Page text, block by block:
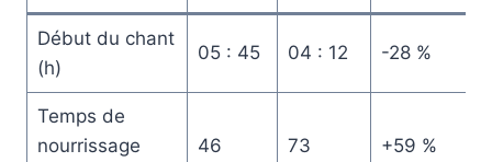
Début du chant
(h)
05 : 45 04 : 12 -28 %
Temps de
nourrissage
46 73 +59 %